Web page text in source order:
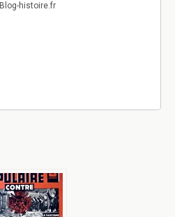
histoire.fr